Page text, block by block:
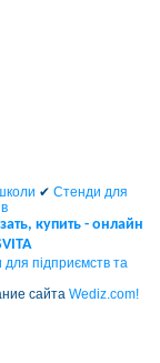
✔ Стенди для
купить - онлайн
підприємств та
сайта Wediz.com!